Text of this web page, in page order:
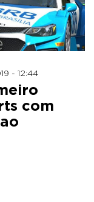
- 12:44
com